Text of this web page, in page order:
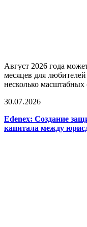
Август 2026 года
месяцев для
несколько
30.07.2026
Edenex: Создание
капитала между